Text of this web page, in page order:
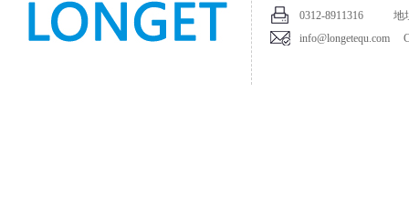
0312-8911316 地址
info@longetequ.com